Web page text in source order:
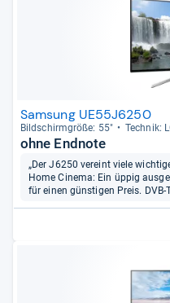
Samsung UE55J6250
Bild­schirm­größe: 55" Tech­nik:
ohne Endnote
„Der J6250 vereint viele
Home Cinema: Ein üppig
für einen günstigen Preis. DVB-